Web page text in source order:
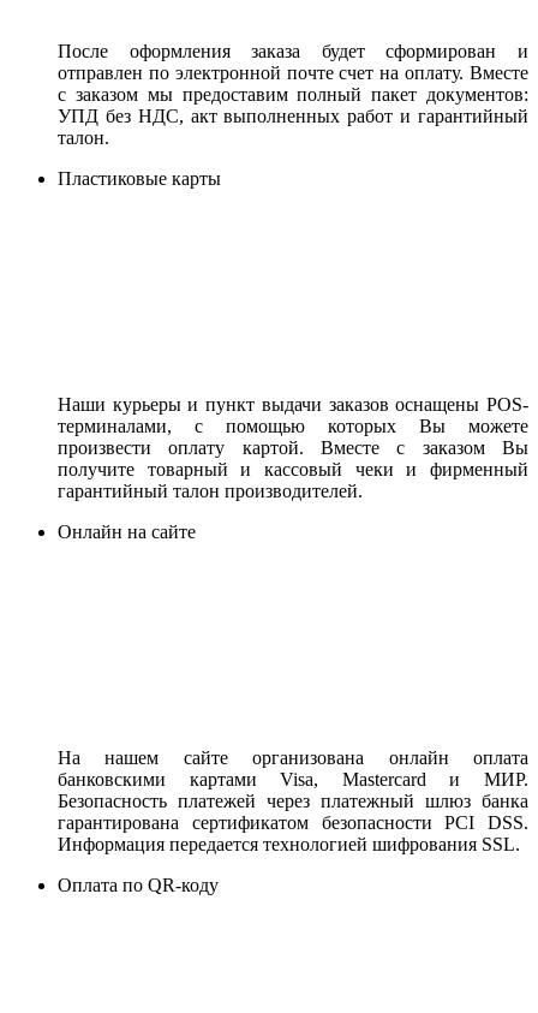
После оформления заказа будет сформирован и
отправлен по электронной почте счет на оплату. Вместе
с заказом мы предоставим полный пакет документов:
УПД без НДС, акт выполненных работ и гарантийный
талон.
Пластиковые карты
Наши курьеры и пункт выдачи заказов оснащены POS-
терминалами, с помощью которых Вы можете
произвести оплату картой. Вместе с заказом Вы
получите товарный и кассовый чеки и фирменный
гарантийный талон производителей.
Онлайн на сайте
На нашем сайте организована онлайн оплата
банковскими картами Visa, Mastercard и МИР.
Безопасность платежей через платежный шлюз банка
гарантирована сертификатом безопасности PCI DSS.
Информация передается технологией шифрования SSL.
Оплата по QR-коду